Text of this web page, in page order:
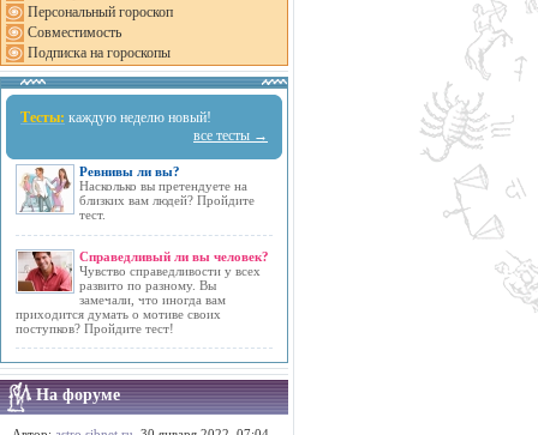
Персональный гороскоп
Совместимость
Подписка на гороскопы
Тесты: каждую неделю новый!
все тесты →
Ревнивы ли вы?
Насколько вы претендуете на
близких вам людей? Пройдите
тест.
Справедливый ли вы человек?
Чувство справедливости у всех
развито по разному. Вы
замечали, что иногда вам
приходится думать о мотиве своих
поступков? Пройдите тест!
На форуме